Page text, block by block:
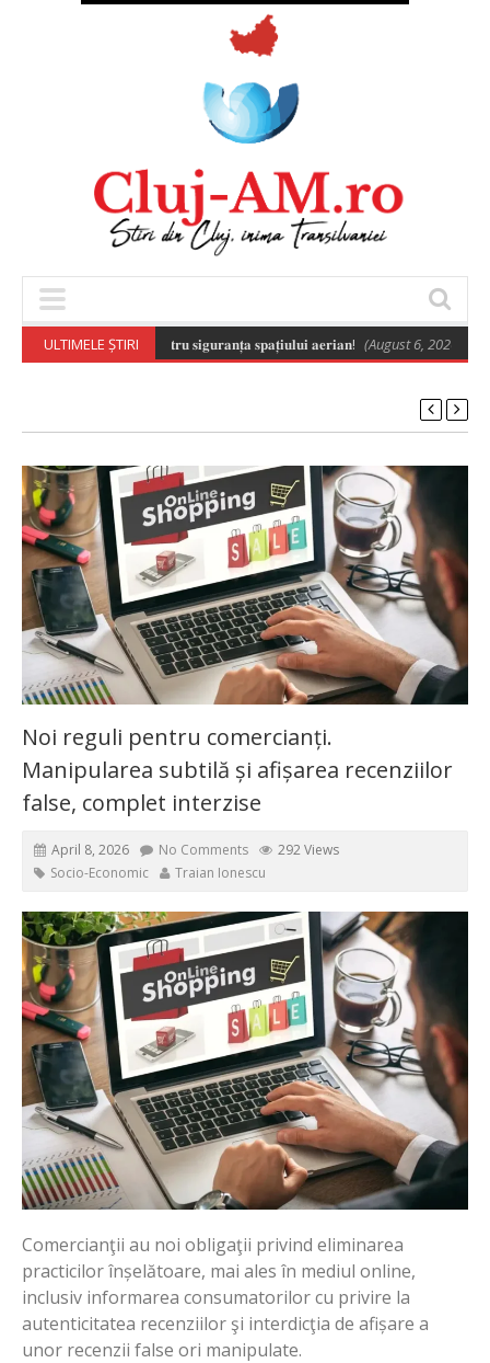
ULTIMELE ȘTIRI
𝐞𝐬𝐭𝐞 𝐞𝐬𝐞𝐧𝐭̦𝐢𝐚𝐥𝐚̆ 𝐩𝐞𝐧𝐭𝐫𝐮 𝐬𝐢𝐠𝐮𝐫𝐚𝐧𝐭̦𝐚 𝐬𝐩𝐚𝐭̦𝐢𝐮𝐥𝐮𝐢 𝐚𝐞𝐫𝐢𝐚𝐧! (August 6, 2026 8:02 pm)
Noi reguli pentru comercianți.
Manipularea subtilă și afișarea recenziilor
false, complet interzise
April 8, 2026 No Comments
292 Views
Socio-Economic
Traian Ionescu
Comercianţii au noi obligaţii privind eliminarea
practicilor înșelătoare, mai ales în mediul online,
inclusiv informarea consumatorilor cu privire la
autenticitatea recenziilor şi interdicţia de afișare a
unor recenzii false ori manipulate.